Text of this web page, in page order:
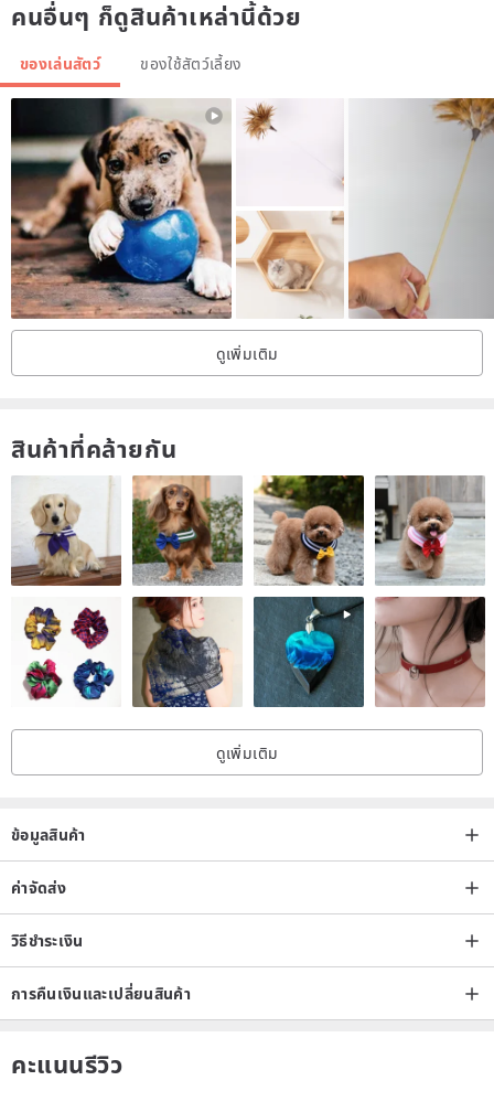
-
We are thehill Leqiu and we are in Taiwan.
Create a better life experience for pets and people.
The intimate and simple design of pet supplies has become a
natural and warm and safe furniture at home.
Origin/manufacturing method
Made in Taiwan
คนอื่นๆ ก็ดูสินค้าเหล่านี้ด้วย
ของเล่นสัตว์ ของใช้สัตว์เลี้ยง
ดูเพิ่มเติม
สินค้าที่คล้ายกัน
ดูเพิ่มเติม
ข้อมูลสินค้า
ค่าจัดส่ง
วิธีชำระเงิน
การคืนเงินและเปลี่ยนสินค้า
คะแนนรีวิว